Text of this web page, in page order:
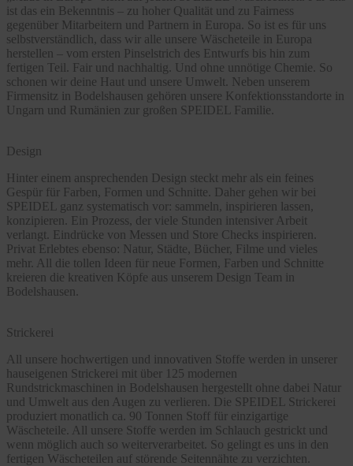
ist das ein Bekenntnis – zu hoher Qualität und zu Fairness
gegenüber Mitarbeitern und Partnern in Europa. So ist es für uns
selbstverständlich, dass wir alle unsere Wäscheteile in Europa
herstellen – vom ersten Pinselstrich des Entwurfs bis hin zum
fertigen Teil. Fair und nachhaltig. Und ohne unnötige Chemie. So
schonen wir deine Haut und unsere Umwelt. Neben unserem
Firmensitz in Bodelshausen gehören unsere Konfektionsstandorte in
Ungarn und Rumänien zur großen SPEIDEL Familie.
Design
Hinter einem ansprechenden Design steckt mehr als ein feines
Gespür für Farben, Formen und Schnitte. Daher gehen wir bei
SPEIDEL ganz systematisch vor: sammeln, inspirieren lassen,
konzipieren. Ein Prozess, der viele Stunden intensiver Arbeit
verlangt. Eindrücke von Messen und Store Checks inspirieren.
Privat Erlebtes ebenso: Natur, Städte, Bücher, Filme und vieles
mehr. All die tollen Ideen für neue Formen, Farben und Schnitte
kreieren die kreativen Köpfe aus unserem Design Team in
Bodelshausen.
Strickerei
All unsere hochwertigen und innovativen Stoffe werden in unserer
hauseigenen Strickerei mit über 125 modernen
Rundstrickmaschinen in Bodelshausen hergestellt ohne dabei Natur
und Umwelt aus den Augen zu verlieren. Die SPEIDEL Strickerei
produziert monatlich ca. 90 Tonnen Stoff für einzigartige
Wäscheteile. All unsere Stoffe werden im Schlauch gestrickt und
wenn möglich auch so weiterverarbeitet. So gelingt es uns in den
fertigen Wäscheteilen auf störende Seitennähte zu verzichten.